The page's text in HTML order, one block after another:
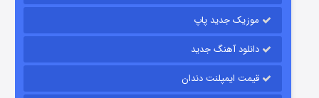
موزیک جدید پاپ
دانلود آهنگ جدید
قیمت ایمپلنت دندان